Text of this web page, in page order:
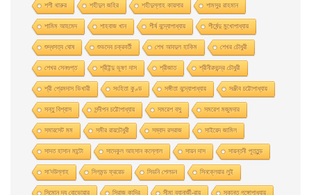
শশী থারুর শহীদুল জহির শহীদুল্লাহ কায়সার শামসুর রাহমান
শামিম আহমেদ শাহবাজ খান শীর্ষ বন্দ্যোপাধ্যায় শীর্ষেন্দু মুখোপাধ্যায়
শুদ্ধসত্ব ঘোষ শুভদেব চক্রবর্তী শেখ আবদুল হাকিম শেখর চৌধুরী
শেখর সেনগুপ্ত শ্রীইন্দু ভূষণ দাস শ্রীজাত শ্রীনীরদচন্দ্র চৌধুরী
শ্রী প্রেমদাস ভিখারী সংহিতা কুণ্ড সঙ্গীতা বন্দ্যোপাধ্যায় সঞ্জীব চট্টোপাধ্যায়
সন্তু বিশ্বাস সন্দীপন চট্টোপাধ্যায় সমরেশ বসু সমরেশ মজুমদার
সমারসেট মম সমীর রায়চৌধুরী সম্বাদ রসরাজ সাইয়েদ জামিল
সাদত হাসান মান্টো সাদেকুল আহসান কল্লোল সায়ন দাস সায়ন্তনী পূততুন্ড
সা’দউল্লাহ সিগমন্ড ফ্রয়েড সিডনি শেলডন সিনক্লেয়ার লুই
সিমোন দ্য বোভোয়ার সিরাজ কাদির সীমা ব্যানার্জী-রায় সুকান্ত গঙ্গোপাধ্যায়